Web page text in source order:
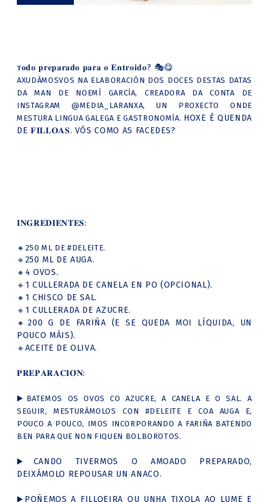
𝐓𝐨𝐝𝐨 𝐩𝐫𝐞𝐩𝐚𝐫𝐚𝐝𝐨 𝐩𝐚𝐫𝐚 𝐨 𝐄𝐧𝐭𝐫𝐨𝐢𝐝𝐨? 🎭😋
AXUDÁMOSVOS NA ELABORACIÓN DOS DOCES DESTAS DATAS
DA MAN DE NOEMÍ GARCÍA, CREADORA DA CONTA DE
INSTAGRAM@MEDIA_LARANXA, UN PROXECTO ONDE
MESTURA LINGUA GALEGA E GASTRONOMÍA. HOXE É QUENDA
DE 𝐅𝐈𝐋𝐋𝐎𝐀𝐒. VÓS COMO AS FACEDES?
𝐈𝐍𝐆𝐑𝐄𝐃𝐈𝐄𝐍𝐓𝐄𝐒:
🔸250 ML DE#DELEITE.
🔹 250 ML DE AUGA.
🔸 4 OVOS.
🔹 1 CULLERADA DE CANELA EN PO (OPCIONAL).
🔸 1 CHISCO DE SAL.
🔹 1 CULLERADA DE AZUCRE.
🔸200 G DE FARIÑA (E SE QUEDA MOI LÍQUIDA, UN
POUCO MÁIS).
🔹 ACEITE DE OLIVA.
𝐏𝐑𝐄𝐏𝐀𝐑𝐀𝐂𝐈𝐎́𝐍:
▶️BATEMOS OS OVOS CO AZUCRE, A CANELA E O SAL. A
SEGUIR, MESTURÁMOLOS CON #DELEITE E COA AUGA E,
POUCO A POUCO, IMOS INCORPORANDO A FARIÑA BATENDO
BEN PARA QUE NON FIQUEN BOLBOROTOS.
▶️ CANDO TIVERMOS O AMOADO PREPARADO,
DEIXÁMOLO REPOUSAR UN ANACO.
▶️ POÑEMOS A FILLOEIRA OU UNHA TIXOLA AO LUME E